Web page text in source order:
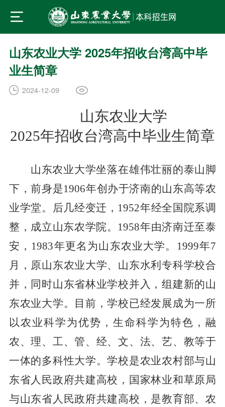
山东农业大学 2025年招收台湾高中毕
业生简章
2024-12-09
山东农业大学
2025年招收台湾高中毕业生简章
山东农业大学坐落在雄伟壮丽的泰山脚
下，前身是1906年创办于济南的山东高等农
业学堂。后几经变迁，1952年经全国院系调
整，成立山东农学院。1958年由济南迁至泰
安，1983年更名为山东农业大学。1999年7
月，原山东农业大学、山东水利专科学校合
并，同时山东省林业学校并入，组建新的山
东农业大学。目前，学校已经发展成为一所
以农业科学为优势，生命科学为特色，融
农、理、工、管、经、文、法、艺、教等于
一体的多科性大学。学校是农业农村部与山
东省人民政府共建高校，国家林业和草原局
与山东省人民政府共建高校，是教育部、农